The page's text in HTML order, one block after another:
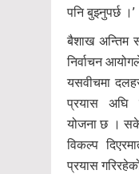
पनि बुझ्नुपर्छ ।’
बैशाख अन्तिम
निर्वाचन
यसवीचमा
प्रयास अघि
योजना छ ।
विकल्प
प्रयास